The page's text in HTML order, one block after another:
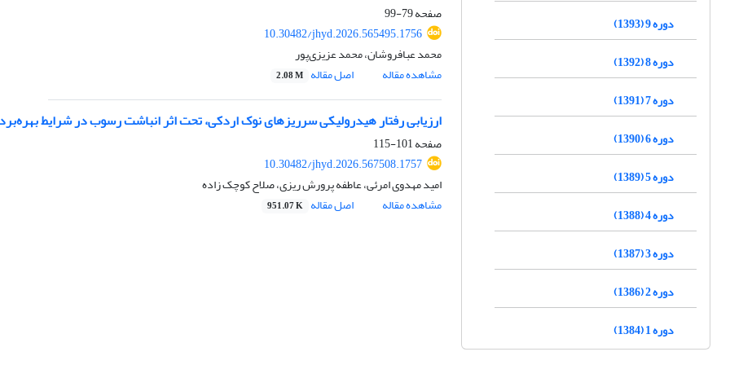
صفحه79-99
10.30482/jhyd.2026.565495.1756
محمد عبافروشان، محمد عزیزی‌پور
مشاهده مقاله
اصل مقاله 2.08 M
ارزیابی رفتار هیدرولیکی سرریزهای نوک اردکی، تحت اثر انباشت رسوب در شرایط
صفحه101-115
10.30482/jhyd.2026.567508.1757
امید مهدوی امرئی، عاطفه پرورش ریزی، صلاح کوچک زاده
مشاهده مقاله
اصل مقاله 951.07 K
دوره 9 (1393)
دوره 8 (1392)
دوره 7 (1391)
دوره 6 (1390)
دوره 5 (1389)
دوره 4 (1388)
دوره 3 (1387)
دوره 2 (1386)
دوره 1 (1384)